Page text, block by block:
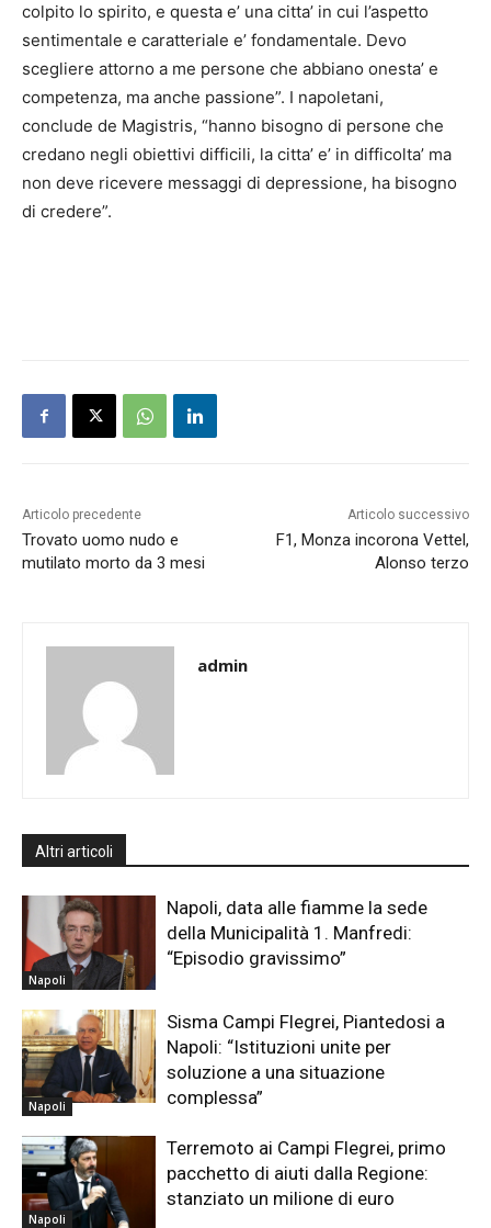
colpito lo spirito, e questa e’ una citta’ in cui l’aspetto
sentimentale e caratteriale e’ fondamentale. Devo
scegliere attorno a me persone che abbiano onesta’ e
competenza, ma anche passione”. I napoletani,
conclude de Magistris, “hanno bisogno di persone che
credano negli obiettivi difficili, la citta’ e’ in difficolta’ ma
non deve ricevere messaggi di depressione, ha bisogno
di credere”.
Articolo precedente
Trovato uomo nudo e
mutilato morto da 3 mesi
Articolo successivo
F1, Monza incorona Vettel,
Alonso terzo
admin
Altri articoli
Napoli
Napoli, data alle fiamme la sede
della Municipalità 1. Manfredi:
“Episodio gravissimo”
Napoli
Sisma Campi Flegrei, Piantedosi a
Napoli: “Istituzioni unite per
soluzione a una situazione
complessa”
Napoli
Terremoto ai Campi Flegrei, primo
pacchetto di aiuti dalla Regione:
stanziato un milione di euro